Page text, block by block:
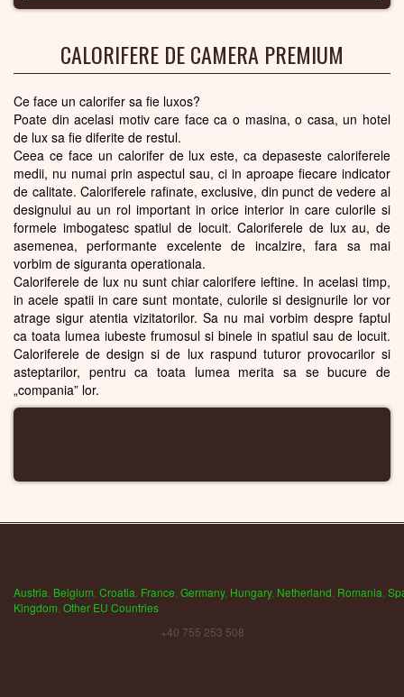
CALORIFERE DE CAMERA PREMIUM
Ce face un calorifer sa fie luxos?
Poate din acelasi motiv care face ca o masina, o casa, un hotel
de lux sa fie diferite de restul.
Ceea ce face un calorifer de lux este, ca depaseste caloriferele
medii, nu numai prin aspectul sau, ci in aproape fiecare indicator
de calitate. Caloriferele rafinate, exclusive, din punct de vedere al
designului au un rol important in orice interior in care culorile si
formele imbogatesc spatiul de locuit. Caloriferele de lux au, de
asemenea, performante excelente de incalzire, fara sa mai
vorbim de siguranta operationala.
Caloriferele de lux nu sunt chiar calorifere ieftine. In acelasi timp,
in acele spatii in care sunt montate, culorile si designurile lor vor
atrage sigur atentia vizitatorilor. Sa nu mai vorbim despre faptul
ca toata lumea iubeste frumosul si binele in spatiul sau de locuit.
Caloriferele de design si de lux raspund tuturor provocarilor si
asteptarilor, pentru ca toata lumea merita sa se bucure de
„compania” lor.
Austria Belgium Croatia France Germany, Hungary, Netherland Romania
Kingdom Other EU Countries
+40 755 253 508